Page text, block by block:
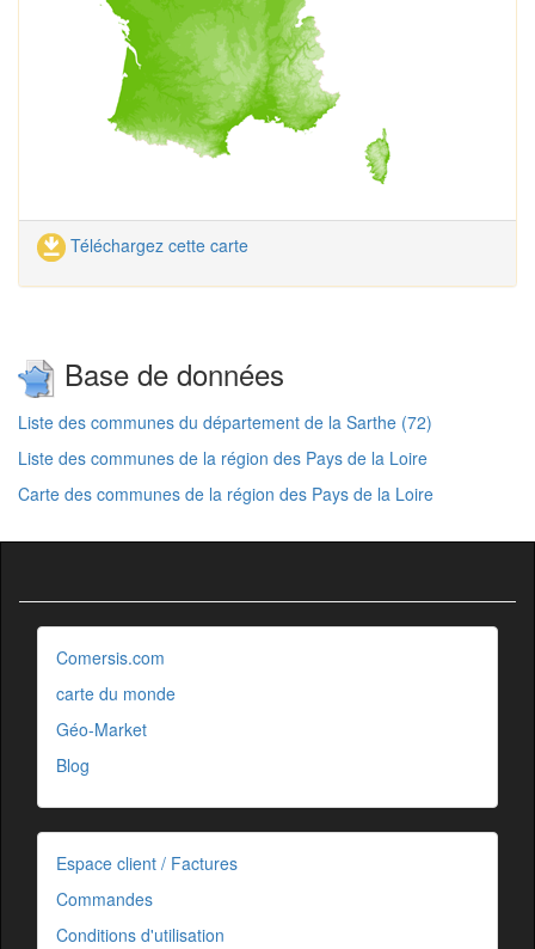
Téléchargez cette carte
Base de données
Liste des communes du département de la Sarthe (72)
Liste des communes de la région des Pays de la Loire
Carte des communes de la région des Pays de la Loire
Comersis.com
carte du monde
Géo-Market
Blog
Espace client / Factures
Commandes
Conditions d'utilisation